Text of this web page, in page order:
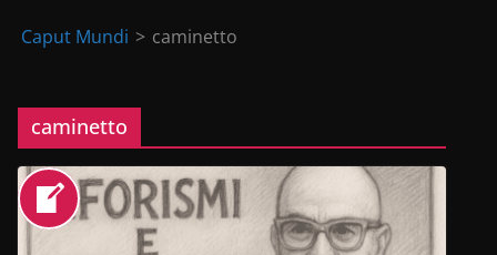
Caput Mundi > caminetto
caminetto